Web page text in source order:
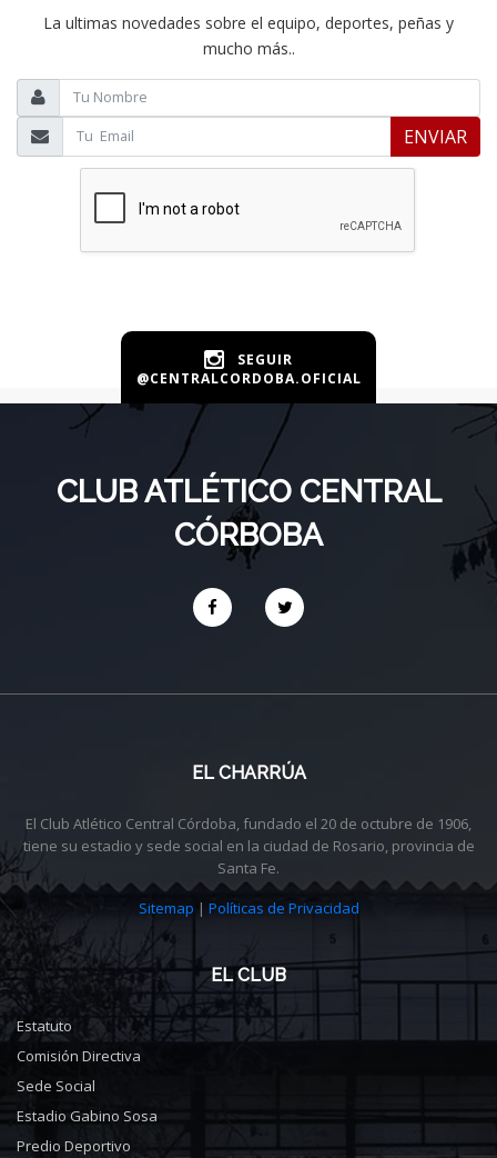
La ultimas novedades sobre el equipo, deportes, peñas y
mucho más..
ENVIAR
SEGUIR
@CENTRALCORDOBA.OFICIAL
CLUB ATLÉTICO CENTRAL
CÓRBOBA
EL CHARRÚA
El Club Atlético Central Córdoba, fundado el 20 de octubre de 1906,
tiene su estadio y sede social en la ciudad de Rosario, provincia de
Santa Fe.
Sitemap | Políticas de Privacidad
EL CLUB
Estatuto
Comisión Directiva
Sede Social
Estadio Gabino Sosa
Predio Deportivo